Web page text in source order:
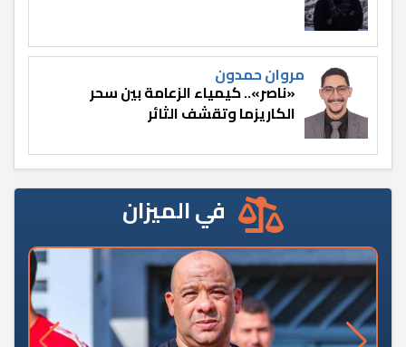
مروان حمدون
«ناصر».. كيمياء الزعامة بين سحر
الكاريزما وتقشف الثائر
في الميزان